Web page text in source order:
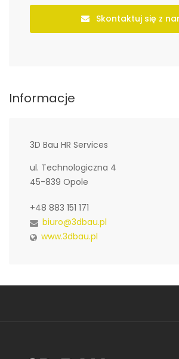
Skontaktuj się z
Informacje
3D Bau HR Services
ul. Technologiczna 4
45-839 Opole
+48 883 151 171
biuro@3dbau.pl
www.3dbau.pl